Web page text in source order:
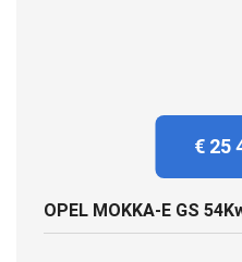
€ 25
OPEL MOKKA-E GS